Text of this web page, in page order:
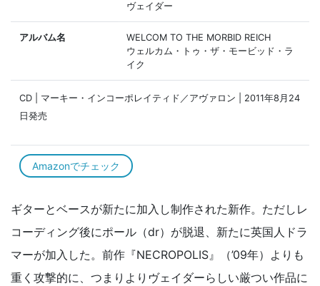
ヴェイダー
アルバム名
WELCOM TO THE MORBID REICH
ウェルカム・トゥ・ザ・モービッド・ラ
イク
CD | マーキー・インコーポレイティド／アヴァロン | 2011年8月24
日発売
Amazonでチェック
ギターとベースが新たに加入し制作された新作。ただしレ
コーディング後にポール（dr）が脱退、新たに英国人ドラ
マーが加入した。前作『NECROPOLIS』（’09年）よりも
重く攻撃的に、つまりよりヴェイダーらしい厳つい作品に